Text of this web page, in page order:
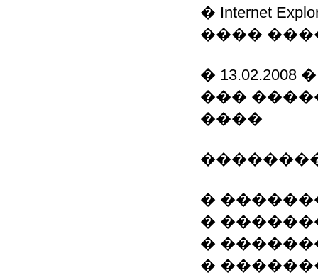
� Internet
����
� 13.02.2008 �
���
����
�
�
�
�